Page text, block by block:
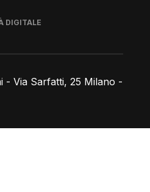
- Via Sarfatti, 25 Milano -
DIGITALE